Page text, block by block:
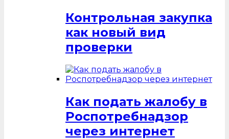
Контрольная закупка
как новый вид
проверки
Как подать жалобу в
Роспотребнадзор
через интернет